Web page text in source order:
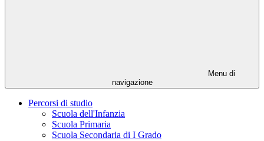
Menu di
navigazione
Percorsi di studio
Scuola dell'Infanzia
Scuola Primaria
Scuola Secondaria di I Grado